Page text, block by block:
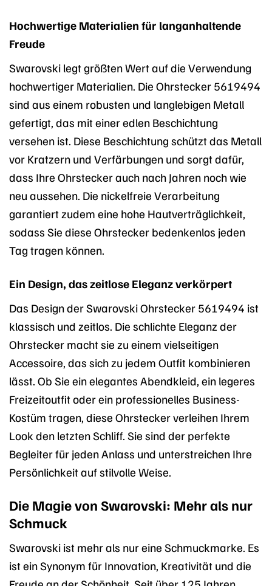
Hochwertige Materialien für langanhaltende
Freude
Swarovski legt größten Wert auf die Verwendung
hochwertiger Materialien. Die Ohrstecker 5619494
sind aus einem robusten und langlebigen Metall
gefertigt, das mit einer edlen Beschichtung
versehen ist. Diese Beschichtung schützt das Metall
vor Kratzern und Verfärbungen und sorgt dafür,
dass Ihre Ohrstecker auch nach Jahren noch wie
neu aussehen. Die nickelfreie Verarbeitung
garantiert zudem eine hohe Hautverträglichkeit,
sodass Sie diese Ohrstecker bedenkenlos jeden
Tag tragen können.
Ein Design, das zeitlose Eleganz verkörpert
Das Design der Swarovski Ohrstecker 5619494 ist
klassisch und zeitlos. Die schlichte Eleganz der
Ohrstecker macht sie zu einem vielseitigen
Accessoire, das sich zu jedem Outfit kombinieren
lässt. Ob Sie ein elegantes Abendkleid, ein legeres
Freizeitoutfit oder ein professionelles Business-
Kostüm tragen, diese Ohrstecker verleihen Ihrem
Look den letzten Schliff. Sie sind der perfekte
Begleiter für jeden Anlass und unterstreichen Ihre
Persönlichkeit auf stilvolle Weise.
Die Magie von Swarovski: Mehr als nur
Schmuck
Swarovski ist mehr als nur eine Schmuckmarke. Es
ist ein Synonym für Innovation, Kreativität und die